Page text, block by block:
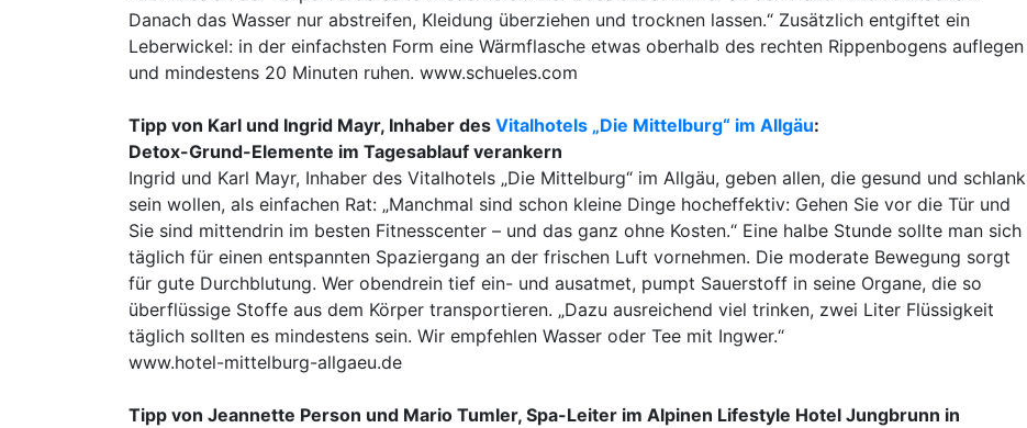
Danach das Wasser nur abstreifen, Kleidung überziehen und trocknen lassen.“ Zusätzlich entgiftet ein
Leberwickel: in der einfachsten Form eine Wärmflasche etwas oberhalb des rechten Rippenbogens auflegen
und mindestens 20 Minuten ruhen. www.schueles.com
Tipp von Karl und Ingrid Mayr, Inhaber des Vitalhotels „Die Mittelburg“ im Allgäu:
Detox-Grund-Elemente im Tagesablauf verankern
Ingrid und Karl Mayr, Inhaber des Vitalhotels „Die Mittelburg“ im Allgäu, geben allen, die gesund und schlank
sein wollen, als einfachen Rat: „Manchmal sind schon kleine Dinge hocheffektiv: Gehen Sie vor die Tür und
Sie sind mittendrin im besten Fitnesscenter – und das ganz ohne Kosten.“ Eine halbe Stunde sollte man sich
täglich für einen entspannten Spaziergang an der frischen Luft vornehmen. Die moderate Bewegung sorgt
für gute Durchblutung. Wer obendrein tief ein- und ausatmet, pumpt Sauerstoff in seine Organe, die so
überflüssige Stoffe aus dem Körper transportieren. „Dazu ausreichend viel trinken, zwei Liter Flüssigkeit
täglich sollten es mindestens sein. Wir empfehlen Wasser oder Tee mit Ingwer.“
www.hotel-mittelburg-allgaeu.de
Tipp von Jeannette Person und Mario Tumler, Spa-Leiter im Alpinen Lifestyle Hotel Jungbrunn in